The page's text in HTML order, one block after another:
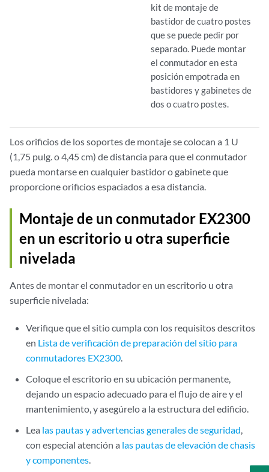
kit de montaje de
bastidor de cuatro postes
que se puede pedir por
separado. Puede montar
el conmutador en esta
posición empotrada en
bastidores y gabinetes de
dos o cuatro postes.
Los orificios de los soportes de montaje se colocan a 1 U
(1,75 pulg. o 4,45 cm) de distancia para que el conmutador
pueda montarse en cualquier bastidor o gabinete que
proporcione orificios espaciados a esa distancia.
Montaje de un conmutador EX2300
en un escritorio u otra superficie
nivelada
Antes de montar el conmutador en un escritorio u otra
superficie nivelada:
Verifique que el sitio cumpla con los requisitos descritos
en Lista de verificación de preparación del sitio para
conmutadores EX2300.
Coloque el escritorio en su ubicación permanente,
dejando un espacio adecuado para el flujo de aire y el
mantenimiento, y asegúrelo a la estructura del edificio.
Lea las pautas y advertencias generales de seguridad,
con especial atención a las pautas de elevación de chasis
y componentes.